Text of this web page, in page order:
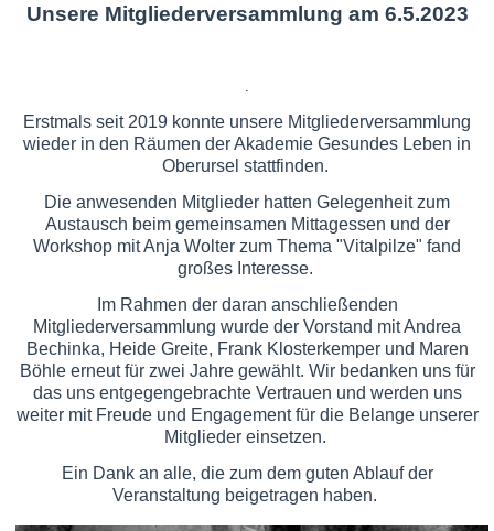
Unsere Mitgliederversammlung am 6.5.2023
Erstmals seit 2019 konnte unsere Mitgliederversammlung
wieder in den Räumen der Akademie Gesundes Leben in
Oberursel stattfinden.
Die anwesenden Mitglieder hatten Gelegenheit zum
Austausch beim gemeinsamen Mittagessen und der
Workshop mit Anja Wolter zum Thema "Vitalpilze" fand
großes Interesse.
Im Rahmen der daran anschließenden
Mitgliederversammlung wurde der Vorstand mit Andrea
Bechinka, Heide Greite, Frank Klosterkemper und Maren
Böhle erneut für zwei Jahre gewählt. Wir bedanken uns für
das uns entgegengebrachte Vertrauen und werden uns
weiter mit Freude und Engagement für die Belange unserer
Mitglieder einsetzen.
Ein Dank an alle, die zum dem guten Ablauf der
Veranstaltung beigetragen haben.